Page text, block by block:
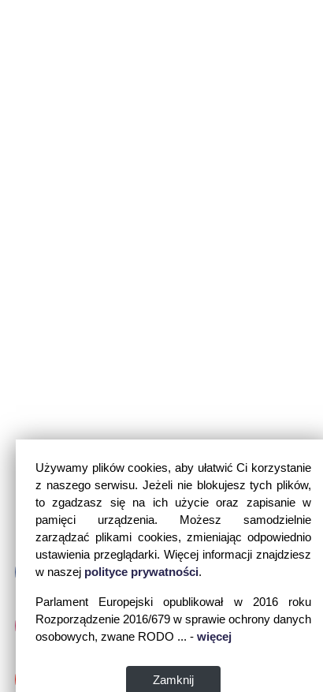
Używamy plików cookies, aby ułatwić Ci korzystanie
z naszego serwisu. Jeżeli nie blokujesz tych plików,
to zgadzasz się na ich użycie oraz zapisanie w
pamięci urządzenia. Możesz samodzielnie
zarządzać plikami cookies, zmieniając odpowiednio
ustawienia przeglądarki. Więcej informacji znajdziesz
w naszej polityce prywatności.
Parlament Europejski opublikował w 2016 roku
Rozporządzenie 2016/679 w sprawie ochrony danych
osobowych, zwane RODO ... - więcej
Zamknij